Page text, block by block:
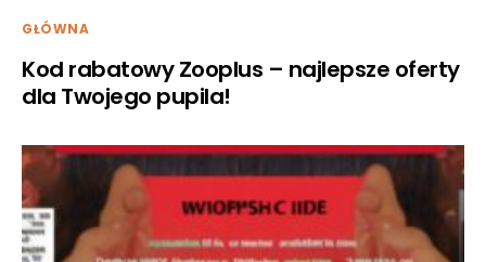
GŁÓWNA
Kod rabatowy Zooplus – najlepsze oferty
dla Twojego pupila!